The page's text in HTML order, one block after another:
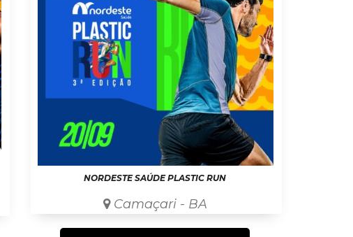
NORDESTE SAÚDE PLASTIC RUN
Camaçari - BA